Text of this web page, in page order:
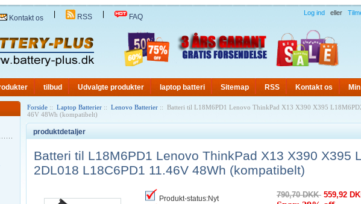
Kontakt os RSS FAQ Log ind eller
tilbud Udvalgte produkter laptop batteri Sitemap RSS Kontakt os
Forside :: Laptop Batterier :: Lenovo Batterier :: Batteri til L18M6PD1 Lenovo ThinkPad X13 X390 X395
46V 48Wh (kompatibelt)
produktdetaljer
Batteri til L18M6PD1 Lenovo ThinkPad X13 X390 X395
2DL018 L18C6PD1 11.46V 48Wh (kompatibelt)
Produkt-status:Nyt
790,70 DKK 559,92